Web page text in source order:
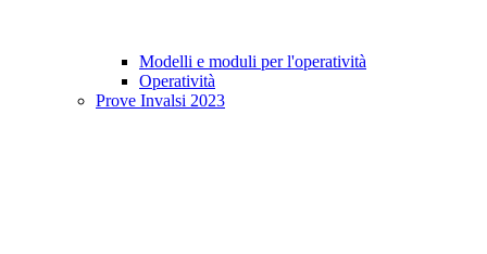
Modelli e moduli per l'operatività
Operatività
Prove Invalsi 2023